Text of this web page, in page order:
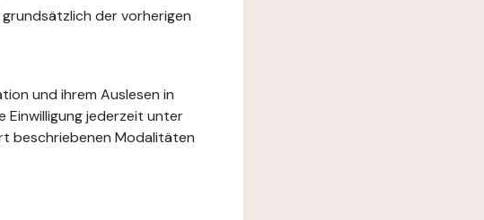
der vorherigen
und ihrem Auslesen in
Einwilligung jederzeit unter
beschriebenen Modalitäten